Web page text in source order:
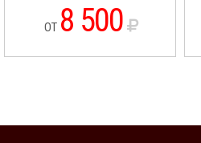
ОТ 8 500